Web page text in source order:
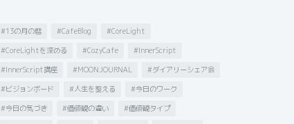
#13の月の暦 #CafeBlog
#CoreLight
#CoreLightを深める
#CozyCafe
#InnerScript
#InnerScript講座
#MOONJOURNAL
#ダイアリーシェア会
#ビジョンボード
#人生を整える
#今日のワーク
#今日の気づき
#価値観の違い
#価値観タイプ